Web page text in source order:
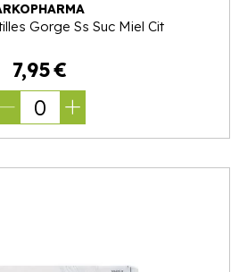
Gorge Ss Suc Miel Cit
7,95€
0